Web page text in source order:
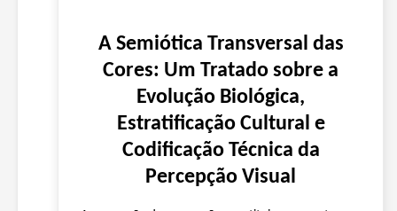
A Semiótica Transversal das
Cores: Um Tratado sobre a
Evolução Biológica,
Estratificação Cultural e
Codificação Técnica da
Percepção Visual